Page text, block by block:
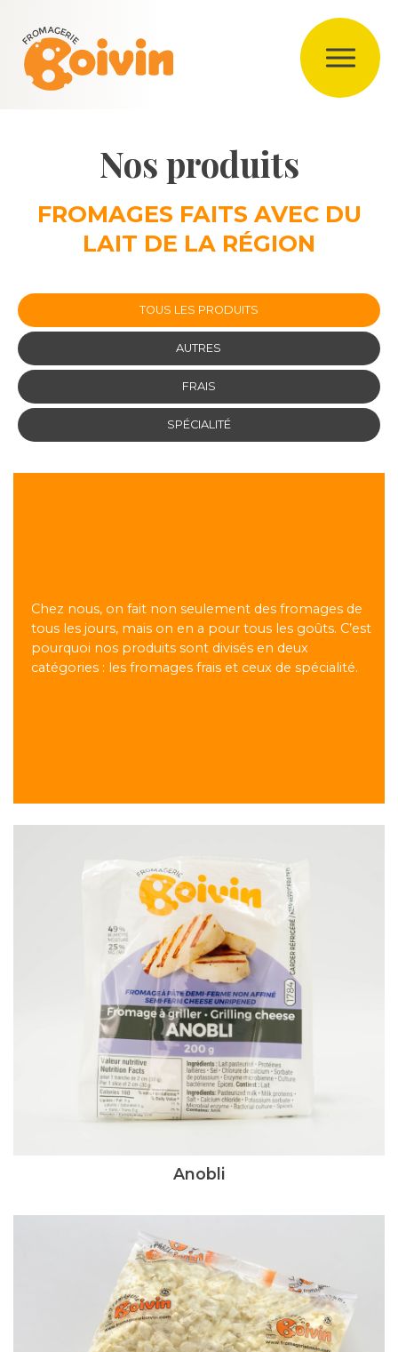
Nos produits
FROMAGES FAITS AVEC DU
LAIT DE LA RÉGION
TOUS LES PRODUITS
AUTRES
FRAIS
SPÉCIALITÉ
Chez nous, on fait non seulement des fromages de
tous les jours, mais on en a pour tous les goûts. C’est
pourquoi nos produits sont divisés en deux
catégories : les fromages frais et ceux de spécialité.
Anobli